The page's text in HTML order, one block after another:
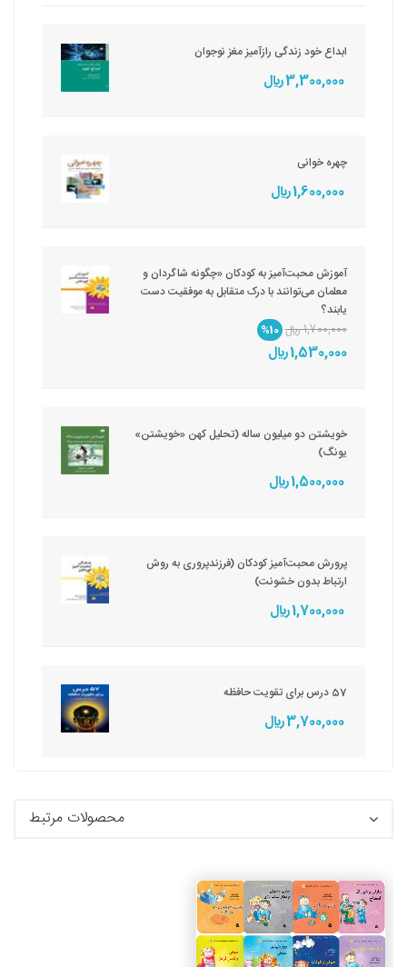
ابداع خود زندگی رازآمیز مغز نوجوان
3,300,000 ريال
چهره خوانی
1,600,000 ريال
آموزش محبت‌آمیز به کودکان «چگونه شاگردان و
معلمان می‌توانند با درک متقابل به موفقیت دست
یابند؟
1,700,000 ريال
%10
1,530,000 ريال
خویشتن دو میلیون ساله (تحلیل کهن «خویشتن»
یونگ)
1,500,000 ريال
پرورش محبت‌آمیز کودکان (فرزندپروری به روش
ارتباط بدون خشونت)
1,700,000 ريال
57 درس برای تقویت حافظه
3,700,000 ريال
محصولات مرتبط